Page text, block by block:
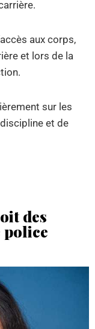
aux corps,
et lors de la
sur les
et de
des